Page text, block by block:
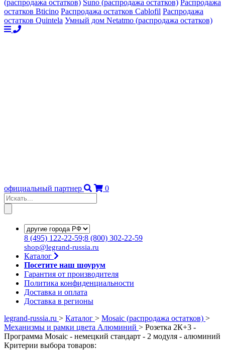
(распродажа остатков) Suno (распродажа остатков) Распродажа
остатков Bticino Распродажа остатков Cablofil Распродажа
остатков Quintela Умный дом Netatmo (распродажа остатков)
официальный партнер 0
8 (495) 122-22-59;8 (800) 302-22-59
shop@legrand-russia.ru
Каталог
Посетите наш шоурум
Гарантия от производителя
Политика конфиденциальности
Доставка и оплата
Доставка в регионы
legrand-russia.ru > Каталог > Mosaic (распродажа остатков) >
Механизмы и рамки цвета Алюминий > Розетка 2К+3 -
Программа Mosaic - немецкий стандарт - 2 модуля - алюминий
Критерии выбора товаров: